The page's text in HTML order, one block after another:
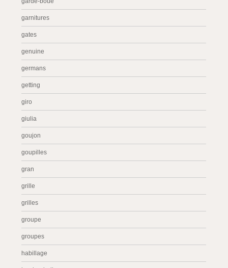
garnitures
gates
genuine
germans
getting
giro
giulia
goujon
goupilles
gran
grille
grilles
groupe
groupes
habillage